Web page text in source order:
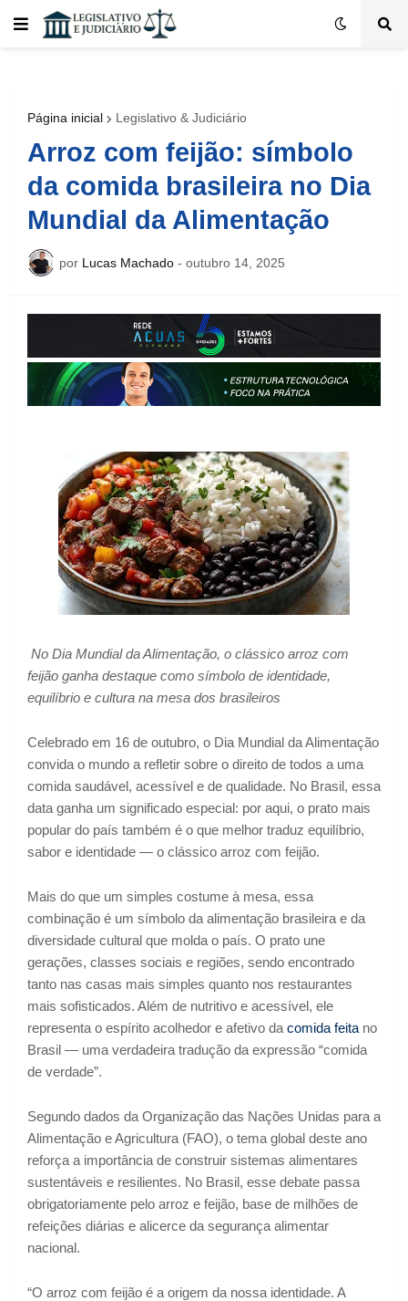
Página inicial Legislativo & Judiciário
Arroz com feijão: símbolo
da comida brasileira no Dia
Mundial da Alimentação
por Lucas Machado - outubro 14, 2025
No Dia Mundial da Alimentação, o clássico arroz com
feijão ganha destaque como símbolo de identidade,
equilíbrio e cultura na mesa dos brasileiros
Celebrado em 16 de outubro, o Dia Mundial da Alimentação
convida o mundo a refletir sobre o direito de todos a uma
comida saudável, acessível e de qualidade. No Brasil, essa
data ganha um significado especial: por aqui, o prato mais
popular do país também é o que melhor traduz equilíbrio,
sabor e identidade — o clássico arroz com feijão.
Mais do que um simples costume à mesa, essa
combinação é um símbolo da alimentação brasileira e da
diversidade cultural que molda o país. O prato une
gerações, classes sociais e regiões, sendo encontrado
tanto nas casas mais simples quanto nos restaurantes
mais sofisticados. Além de nutritivo e acessível, ele
representa o espírito acolhedor e afetivo da comida feita no
Brasil — uma verdadeira tradução da expressão “comida
de verdade”.
Segundo dados da Organização das Nações Unidas para a
Alimentação e Agricultura (FAO), o tema global deste ano
reforça a importância de construir sistemas alimentares
sustentáveis e resilientes. No Brasil, esse debate passa
obrigatoriamente pelo arroz e feijão, base de milhões de
refeições diárias e alicerce da segurança alimentar
nacional.
“O arroz com feijão é a origem da nossa identidade. A